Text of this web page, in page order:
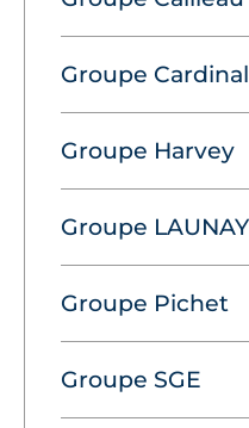
Groupe Cardinal
Groupe Harvey
Groupe LAUNAY
Groupe Pichet
Groupe SGE